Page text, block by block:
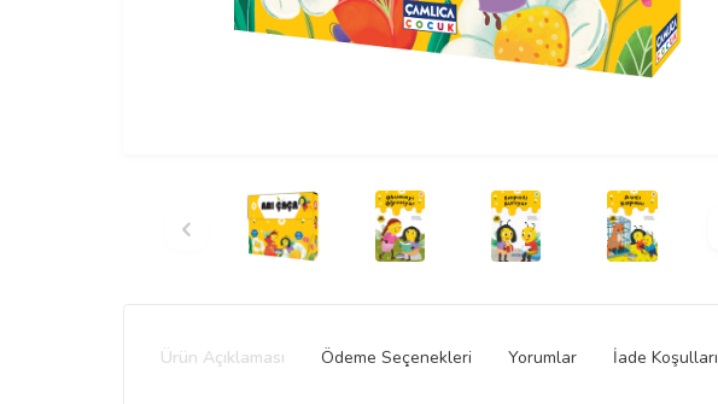
Ürün Açıklaması Ödeme Seçenekleri Yorumlar İade Koşulları